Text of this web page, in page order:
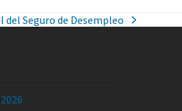
Seguro de Desempleo